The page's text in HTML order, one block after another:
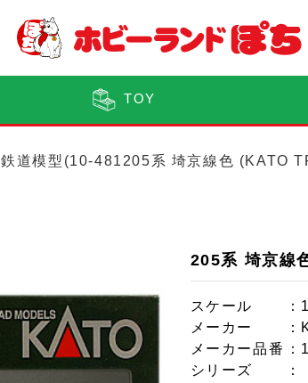
TOY
鉄道模型(10-481205系 埼京線色 (KATO
205系 埼京線
スケール
メーカー
メーカー品番
シリーズ
：